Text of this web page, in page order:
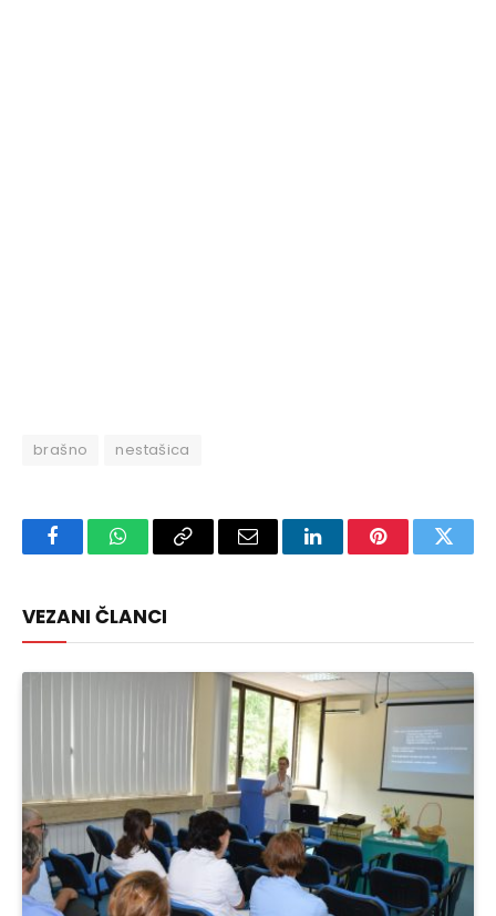
brašno nestašica
FacebookWhatsAppCopy
Email LinkedInPinterest
VEZANI ČLANCI